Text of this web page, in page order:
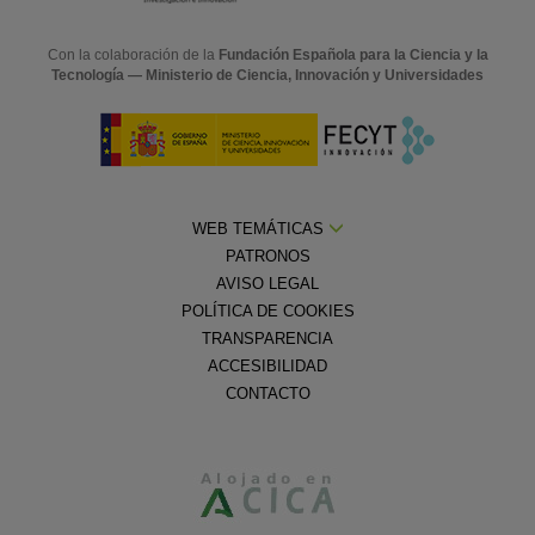
Con la colaboración de la Fundación Española para la Ciencia y la
Tecnología — Ministerio de Ciencia, Innovación y Universidades
WEB TEMÁTICAS
PATRONOS
AVISO LEGAL
POLÍTICA DE COOKIES
TRANSPARENCIA
ACCESIBILIDAD
CONTACTO